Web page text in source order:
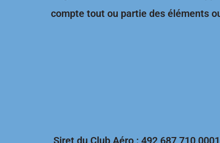
compte tout ou partie des éléments
Siret du Club Aéro : 492 687 710